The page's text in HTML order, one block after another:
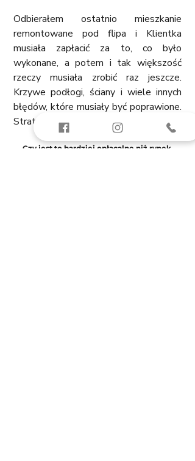
Odbierałem ostatnio mieszkanie
remontowane pod flipa i Klientka
musiała zapłacić za to, co było
wykonane, a potem i tak większość
rzeczy musiała zrobić raz jeszcze.
Krzywe podłogi, ściany i wiele innych
błędów, które musiały być poprawione.
Strata czasu robić taki remont.
Czy jest to bardziej opłacalne niż rynek